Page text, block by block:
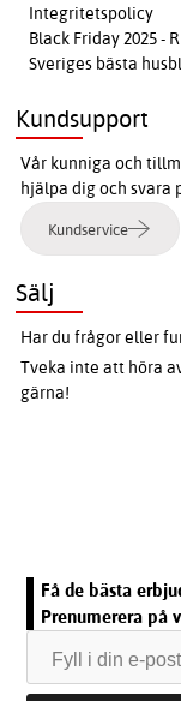
Integritetspolicy
Black Friday 2025 -
Sveriges bästa
Kundsupport
Vår kunniga och
hjälpa dig och svara
Kundservice
Sälj
Har du frågor eller
Tveka inte att höra
gärna!
Få de bästa
Prenumerera på